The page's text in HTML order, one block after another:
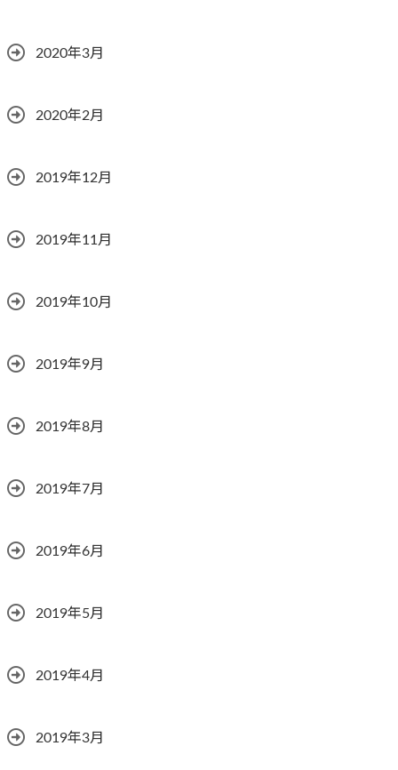
2020年3月
2020年2月
2019年12月
2019年11月
2019年10月
2019年9月
2019年8月
2019年7月
2019年6月
2019年5月
2019年4月
2019年3月